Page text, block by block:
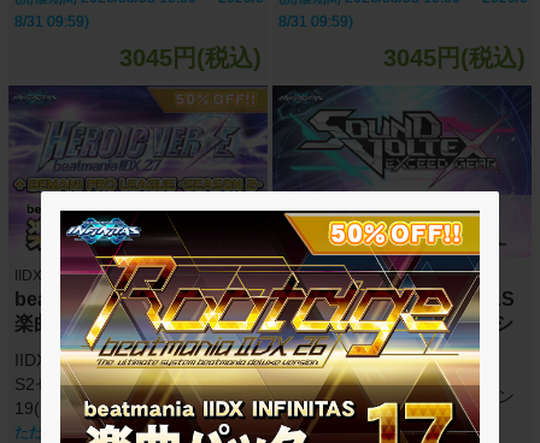
8/31 09:59)
3045円(税込)
8/31 09:59)
3045円(税込)
IIDX INFINITAS
beatmania IIDX INFINITAS
楽曲パック vol.19
IIDX 27 HEROIC VERSE + BPL
S2セレクション 楽曲パック vol.
19(50曲)
ただいま期間限定半額キャンペーン実
IIDX INFINITAS
beatmania IIDX INFINITAS
SOUND VOLTEX セレクシ
ョン
楽曲パック vol.1
SOUND VOLTEX セレクション
楽曲パック vol.1(12曲)